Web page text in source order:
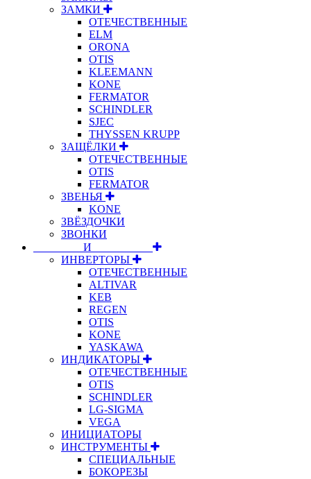
ЗАМКИ
ОТЕЧЕСТВЕННЫЕ
ELM
ORONA
OTIS
KLEEMANN
KONE
FERMATOR
SCHINDLER
SJEC
THYSSEN KRUPP
ЗАЩЁЛКИ
ОТЕЧЕСТВЕННЫЕ
OTIS
FERMATOR
ЗВЕНЬЯ
KONE
ЗВЁЗДОЧКИ
ЗВОНКИ
⠀⠀⠀⠀⠀⠀И⠀⠀⠀⠀⠀⠀⠀
ИНВЕРТОРЫ
ОТЕЧЕСТВЕННЫЕ
ALTIVAR
KEB
REGEN
OTIS
KONE
YASKAWA
ИНДИКАТОРЫ
ОТЕЧЕСТВЕННЫЕ
OTIS
SCHINDLER
LG-SIGMA
VEGA
ИНИЦИАТОРЫ
ИНСТРУМЕНТЫ
СПЕЦИАЛЬНЫЕ
БОКОРЕЗЫ